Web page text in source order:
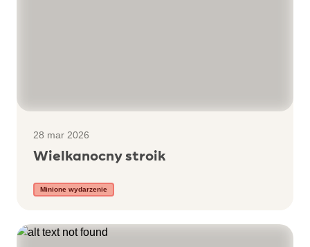
28 mar 2026
Wielkanocny stroik
Minione wydarzenie